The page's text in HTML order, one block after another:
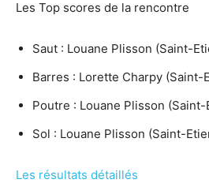
Les Top scores de la rencontre
Saut : Louane Plisson (Saint-
Barres : Lorette Charpy (Saint-
Poutre : Louane Plisson
Sol : Louane Plisson (Saint-
Les résultats détaillés